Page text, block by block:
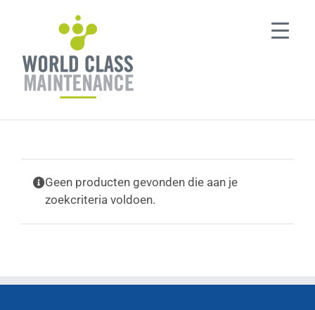
Geen producten gevonden die aan je
zoekcriteria voldoen.